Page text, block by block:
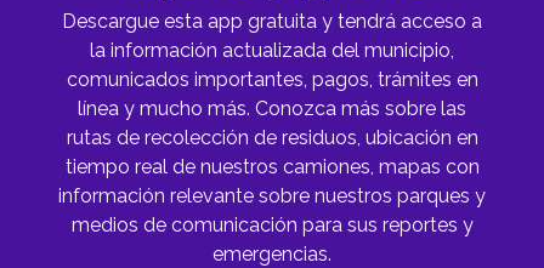
Descargue esta app gratuita y tendrá acceso a
la información actualizada del municipio,
comunicados importantes, pagos, trámites en
línea y mucho más. Conozca más sobre las
rutas de recolección de residuos, ubicación en
tiempo real de nuestros camiones, mapas con
información relevante sobre nuestros parques y
medios de comunicación para sus reportes y
emergencias.